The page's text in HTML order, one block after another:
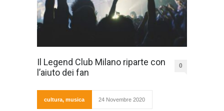
Il Legend Club Milano riparte con
l’aiuto dei fan
0
cultura, musica 24 Novembre 2020